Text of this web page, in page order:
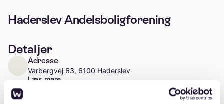
Haderslev Andelsboligforening
Detaljer
Adresse
Varbergvej 63, 6100 Haderslev
Læs mere